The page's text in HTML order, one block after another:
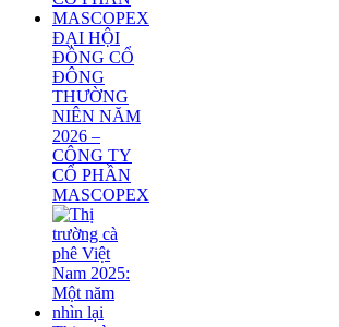
ĐẠI HỘI
ĐỒNG CỔ
ĐÔNG
THƯỜNG
NIÊN NĂM
2026 –
CÔNG TY
CỔ PHẦN
MASCOPEX